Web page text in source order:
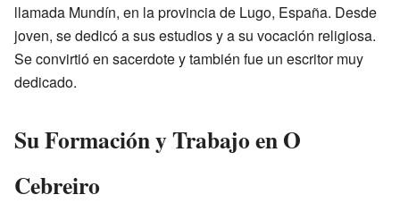
llamada Mundín, en la provincia de Lugo, España. Desde
joven, se dedicó a sus estudios y a su vocación religiosa.
Se convirtió en sacerdote y también fue un escritor muy
dedicado.
Su Formación y Trabajo en O
Cebreiro